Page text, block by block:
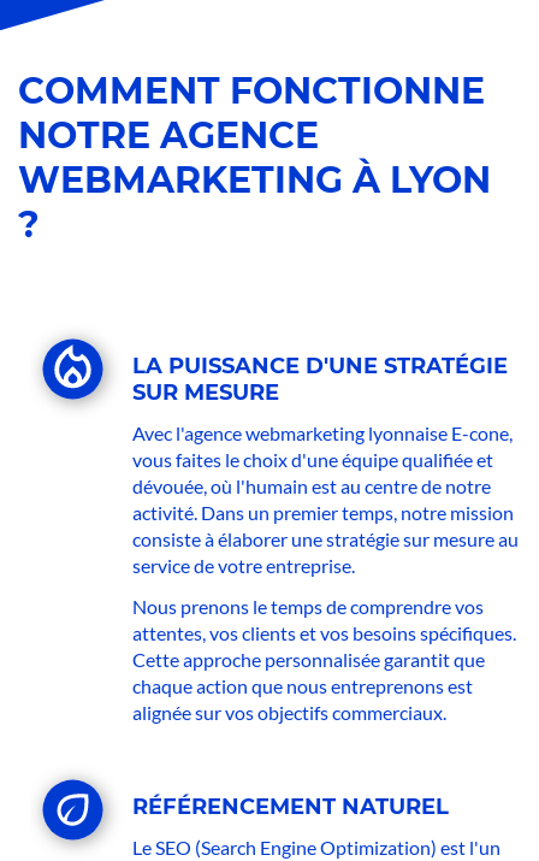
COMMENT FONCTIONNE
NOTRE AGENCE
WEBMARKETING À LYON
?
LA PUISSANCE D'UNE STRATÉGIE
SUR MESURE
Avec l'agence webmarketing lyonnaise E-cone,
vous faites le choix d'une équipe qualifiée et
dévouée, où l'humain est au centre de notre
activité. Dans un premier temps, notre mission
consiste à élaborer une stratégie sur mesure au
service de votre entreprise.
Nous prenons le temps de comprendre vos
attentes, vos clients et vos besoins spécifiques.
Cette approche personnalisée garantit que
chaque action que nous entreprenons est
alignée sur vos objectifs commerciaux.
RÉFÉRENCEMENT NATUREL
Le SEO (Search Engine Optimization) est l'un